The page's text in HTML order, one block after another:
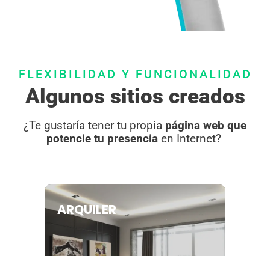
FLEXIBILIDAD Y FUNCIONALIDAD
Algunos sitios creados
¿Te gustaría tener tu propia página web que
potencie tu presenciaen Internet?
ARQUILER